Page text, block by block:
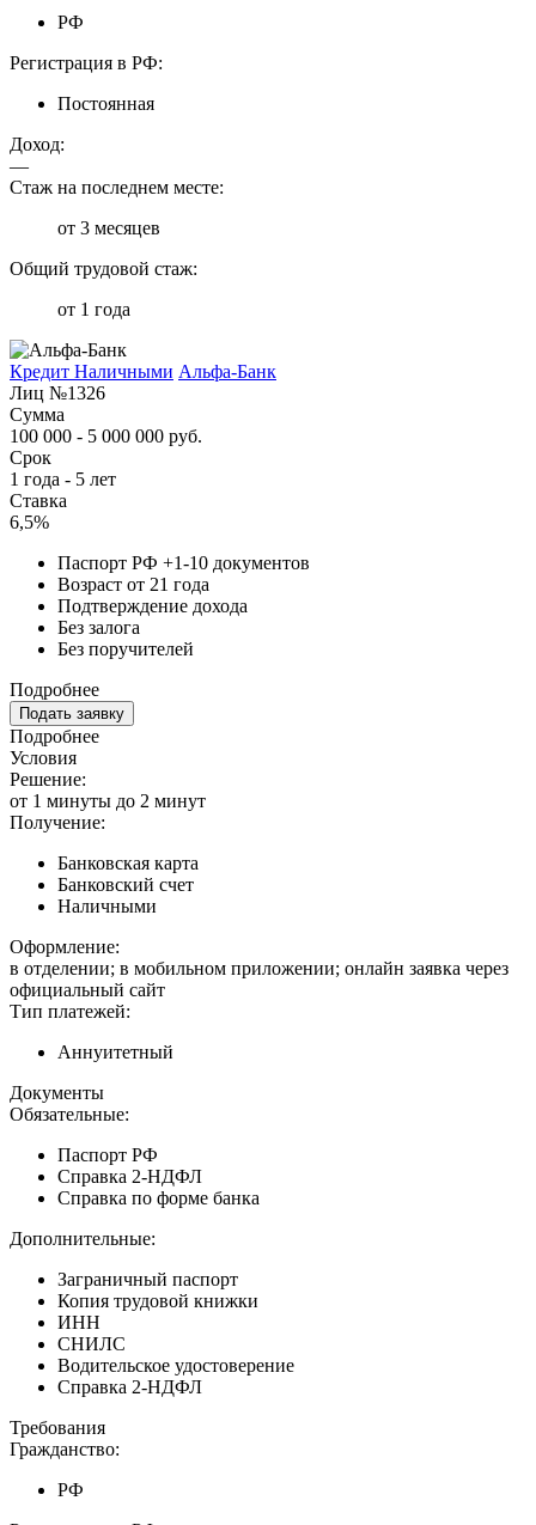
РФ
Регистрация в РФ:
Постоянная
Доход:
—
Стаж на последнем месте:
от 3 месяцев
Общий трудовой стаж:
от 1 года
Кредит Наличными Альфа-Банк
Лиц №1326
Сумма
100 000 - 5 000 000 руб.
Срок
1 года - 5 лет
Ставка
6,5%
Паспорт РФ +1-10 документов
Возраст от 21 года
Подтверждение дохода
Без залога
Без поручителей
Подробнее
Подать заявку
Подробнее
Условия
Решение:
от 1 минуты до 2 минут
Получение:
Банковская карта
Банковский счет
Наличными
Оформление:
в отделении; в мобильном приложении; онлайн заявка через
официальный сайт
Тип платежей:
Аннуитетный
Документы
Обязательные:
Паспорт РФ
Справка 2-НДФЛ
Справка по форме банка
Дополнительные:
Заграничный паспорт
Копия трудовой книжки
ИНН
СНИЛС
Водительское удостоверение
Справка 2-НДФЛ
Требования
Гражданство:
РФ